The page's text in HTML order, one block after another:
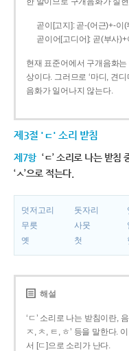
곧이[고지]: 곧-­(어근)+­-이
곧이어[고디어]: 곧(부사
현재 표준어에서 구개음화
상이다. 그러므로 ‘마디, 견
음화가 일어나지 않는다.
제3절 'ㄷ' 소리 받침
제7항 ‘ㄷ’ 소리로 나는 받침
‘ㅅ’으로 적는다.
덧저고리 돗자리
무릇
사뭇
옛
첫
해설
‘ㄷ’ 소리로 나는 받침이란,
ㅈ, ㅊ, ㅌ, ㅎ’ 등을 말한다.
서 [ㄷ]으로 소리가 난다.